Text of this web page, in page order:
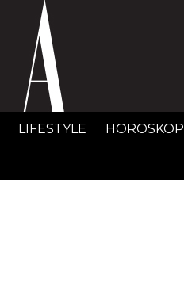
LIFESTYLE HOROSKOP